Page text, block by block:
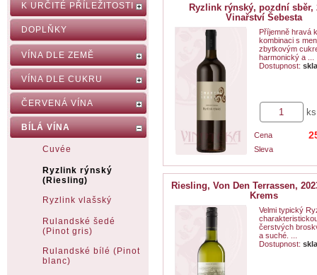
Ryzlink rýnský, pozdní sběr,
Vinařství Šebesta
Příjemně hravá
kombinaci s
zbytkovým
harmonický a ...
Dostupnost:
ks
Cena
Sleva
Riesling, Von Den Terrassen,
Krems
Velmi typický
čerstvých
a suché. ...
Dostupnost:
K URČITÉ PŘÍLEŽITOSTI
DOPLŇKY
VÍNA DLE ZEMĚ
VÍNA DLE CUKRU
ČERVENÁ VÍNA
BÍLÁ VÍNA
Cuvée
Ryzlink rýnský
(Riesling)
Ryzlink vlašský
Rulandské šedé
(Pinot gris)
Rulandské bílé (Pinot
blanc)